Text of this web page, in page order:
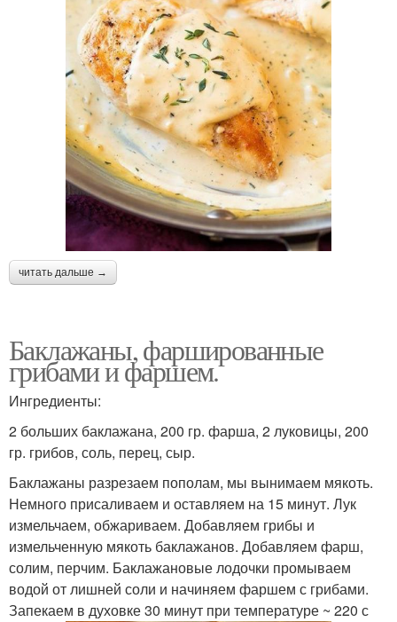
читать дальше →
Баклажаны, фаршированные
грибами и фаршем.
Ингредиенты:
2 больших баклажана, 200 гр. фарша, 2 луковицы, 200
гр. грибов, соль, перец, сыр.
Баклажаны разрезаем пополам, мы вынимаем мякоть.
Немного присаливаем и оставляем на 15 минут. Лук
измельчаем, обжариваем. Добавляем грибы и
измельченную мякоть баклажанов. Добавляем фарш,
солим, перчим. Баклажановые лодочки промываем
водой от лишней соли и начиняем фаршем с грибами.
Запекаем в духовке 30 минут при температуре ~ 220 с